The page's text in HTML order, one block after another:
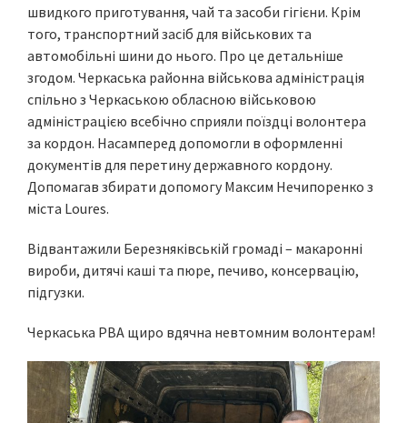
швидкого приготування, чай та засоби гігієни. Крім
того, транспортний засіб для військових та
автомобільні шини до нього. Про це детальніше
згодом. Черкаська районна військова адміністрація
спільно з Черкаською обласною військовою
адміністрацією всебічно сприяли поїздці волонтера
за кордон. Насамперед допомогли в оформленні
документів для перетину державного кордону.
Допомагав збирати допомогу Максим Нечипоренко з
міста Loures.
Відвантажили Березняківській громаді – макаронні
вироби, дитячі каші та пюре, печиво, консервацію,
підгузки.
Черкаська РВА щиро вдячна невтомним волонтерам!